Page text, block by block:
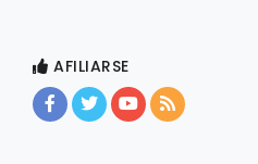
AFILIARSE